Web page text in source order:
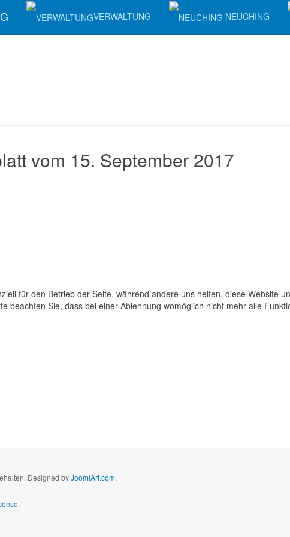
VERWALTUNG NEUCHING
vom 15. September 2017
Designed byJoomlArt.com.
für den Betrieb der Seite, während andere uns helfen, diese Website
beachten Sie, dass bei einer Ablehnung womöglich nicht mehr alle